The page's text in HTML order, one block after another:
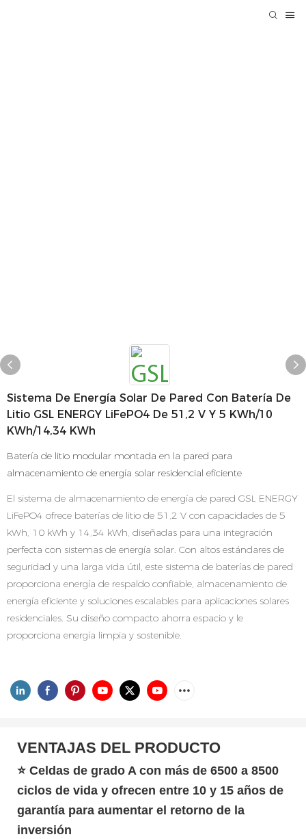
Sistema De Energía Solar De Pared Con Batería De
Litio GSL ENERGY LiFePO4 De 51,2 V Y 5 KWh/10
KWh/14,34 KWh
Batería de litio modular montada en la pared para
almacenamiento de energía solar residencial eficiente
El sistema de almacenamiento de energía de pared GSL ENERGY
LiFePO4 ofrece baterías de litio de 51,2 V con capacidades de 5
kWh, 10 kWh y 14,34 kWh, diseñadas para una integración
perfecta con sistemas de energía solar. Con altos estándares de
seguridad y una larga vida útil, este sistema de baterías de pared
proporciona energía de respaldo confiable, almacenamiento de
energía eficiente y soluciones escalables para aplicaciones solares
residenciales. Su diseño compacto ahorra espacio y le
proporciona energía limpia y sostenible.
VENTAJAS DEL PRODUCTO
⭐ Celdas de grado A con más de 6500 a 8500
ciclos de vida y ofrecen entre 10 y 15 años de
garantía para aumentar el retorno de la
inversión